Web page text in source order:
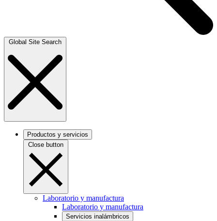
Global Site Search
Productos y servicios
Close button
Laboratorio y manufactura
Laboratorio y manufactura
Servicios inalámbricos